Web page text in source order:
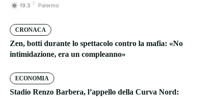
19.3 C Palermo
CRONACA
Zen, botti durante lo spettacolo contro la mafia: «No
intimidazione, era un compleanno»
ECONOMIA
Stadio Renzo Barbera, l’appello della Curva Nord: